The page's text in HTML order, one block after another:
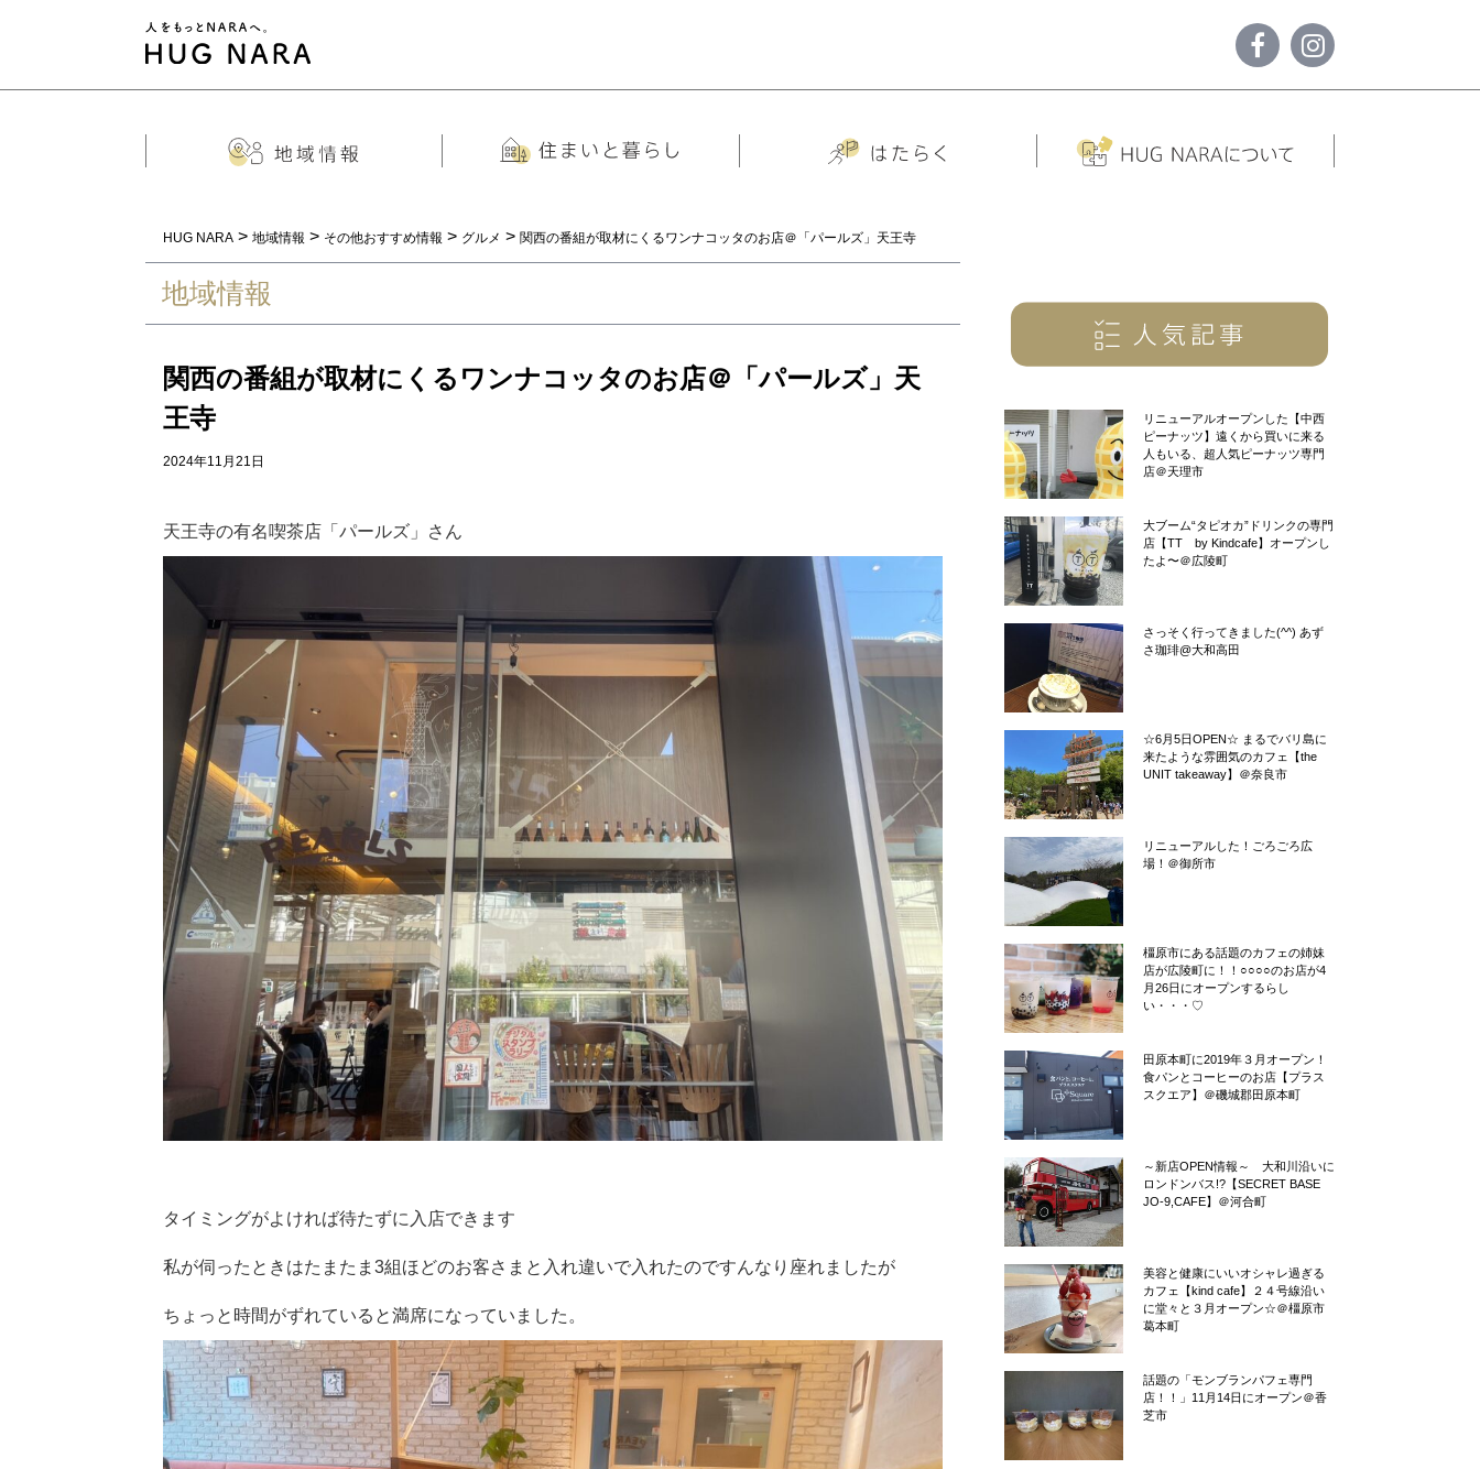
HUG NARA > 地域情報 > その他おすすめ情報 > グルメ > 関西の番組が取材にくるワンナコッタのお店＠「パールズ」天王寺
地域情報
関西の番組が取材にくるワンナコッタのお店＠「パールズ」天
王寺
2024年11月21日
天王寺の有名喫茶店「パールズ」さん
タイミングがよければ待たずに入店できます
私が伺ったときはたまたま3組ほどのお客さまと入れ違いで入れたのですんなり座れましたが
ちょっと時間がずれていると満席になっていました。
リニューアルオープンした【中西
ピーナッツ】遠くから買いに来る
人もいる、超人気ピーナッツ専門
店＠天理市
大ブーム“タピオカ”ドリンクの専門
店【TT by Kindcafe】オープンし
たよ〜＠広陵町
さっそく行ってきました(^^) あず
さ珈琲@大和高田
☆6月5日OPEN☆ まるでバリ島に
来たような雰囲気のカフェ【the
UNIT takeaway】＠奈良市
リニューアルした！ごろごろ広
場！＠御所市
橿原市にある話題のカフェの姉妹
店が広陵町に！！○○○○のお店が4
月26日にオープンするらし
い・・・♡
田原本町に2019年３月オープン！
食パンとコーヒーのお店【プラス
スクエア】＠磯城郡田原本町
～新店OPEN情報～ 大和川沿いに
ロンドンバス!?【SECRET BASE
JO-9,CAFE】＠河合町
美容と健康にいいオシャレ過ぎる
カフェ【kind cafe】２４号線沿い
に堂々と３月オープン☆＠橿原市
葛本町
話題の「モンブランパフェ専門
店！！」11月14日にオープン＠香
芝市